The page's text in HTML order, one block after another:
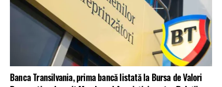
Banca Transilvania, prima bancă listată la Bursa de Valori